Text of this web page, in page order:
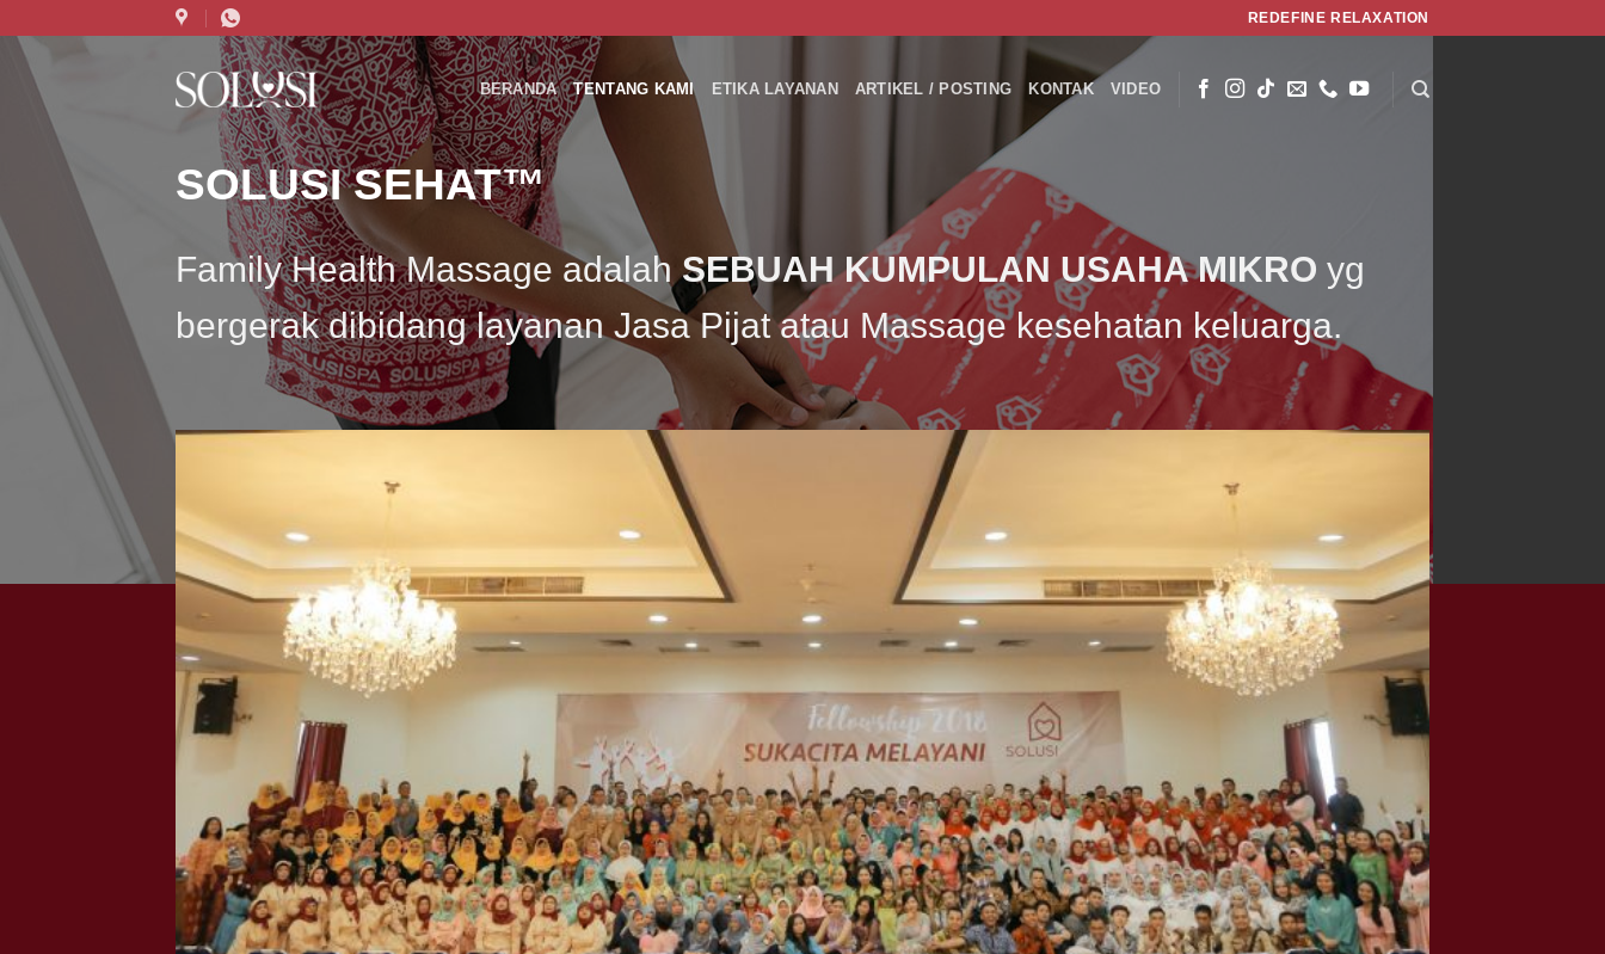
content
REDEFINE RELAXATION
BERANDA TENTANG KAMI ETIKA LAYANAN ARTIKEL / POSTING KONTAK VIDEO
SOLUSI SEHAT™
Family Health Massage adalahSEBUAH KUMPULAN USAHA MIKRO yg
bergerak dibidang layanan Jasa Pijat atau Massage kesehatan keluarga.